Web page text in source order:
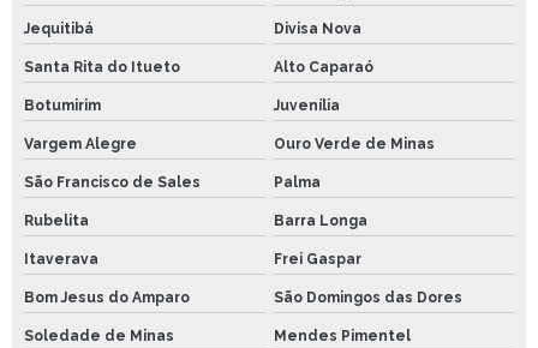
Jequitibá Divisa Nova
Santa Rita do Itueto Alto Caparaó
Botumirim Juvenília
Vargem Alegre Ouro Verde de Minas
São Francisco de Sales Palma
Rubelita Barra Longa
Itaverava Frei Gaspar
Bom Jesus do Amparo São Domingos das Dores
Soledade de Minas Mendes Pimentel